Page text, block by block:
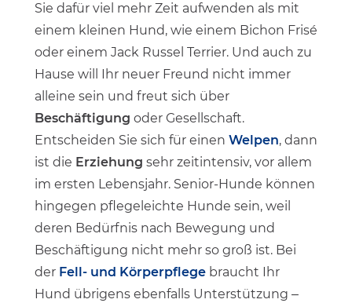
Sie dafür viel mehr Zeit aufwenden als mit
einem kleinen Hund, wie einem Bichon Frisé
oder einem Jack Russel Terrier. Und auch zu
Hause will Ihr neuer Freund nicht immer
alleine sein und freut sich über
Beschäftigung oder Gesellschaft.
Entscheiden Sie sich für einen Welpen, dann
ist die Erziehung sehr zeitintensiv, vor allem
im ersten Lebensjahr. Senior-Hunde können
hingegen pflegeleichte Hunde sein, weil
deren Bedürfnis nach Bewegung und
Beschäftigung nicht mehr so groß ist. Bei
der Fell- und Körperpflege braucht Ihr
Hund übrigens ebenfalls Unterstützung –